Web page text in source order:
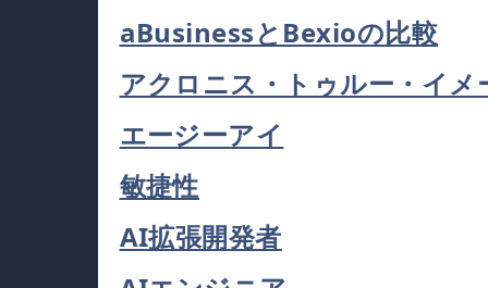
aBusinessとBexioの比較
アクロニス・トゥルー・イメ
エージーアイ
敏捷性
AI拡張開発者